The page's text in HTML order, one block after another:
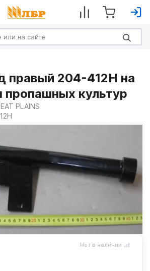
правый 204-412H на
пропашных культур
PLAINS
Нет в наличии